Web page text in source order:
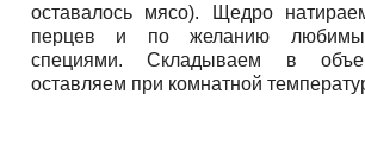
оставалось мясо). Щедро
перцев и по желанию
специями. Складываем в
оставляем при комнатной